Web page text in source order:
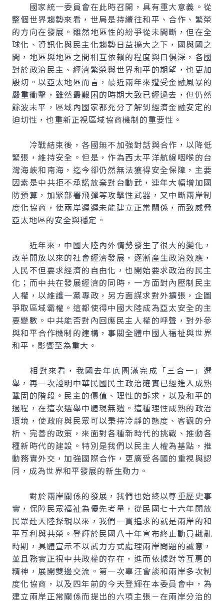
國家統一委員會在此時召開，具有重大意義。從
整個世界趨勢來看，世局是持續往和平、合作、繁榮
的方向在發展。雖然地區性的紛爭從未間斷，但在全
球化、資訊化與民主化趨勢日益擴大之下，國與國之
間，地區與地區之間相互依賴的程度與日俱深，各國
對於政治民主、經濟繁榮與世界和平的期望，也更加
殷切。以亞太地區而言，最近兩年來遭受金融風暴的
嚴重衝擊，雖然最艱困的時期大致已經過去，但仍然
餘波未平，區域內國家都充分了解到經濟金融安定的
迫切性，也重新正視區域協商機制的重要性。
冷戰結束後，各國無不加強對話與合作，以降低
緊張，維持安全。但是，作為西太平洋航線咽喉的台
灣海峽和南海，迄今卻仍然無法獲得安全保障，主要
因素是中共拒不承諾放棄對台動武，連年大幅增加國
防預算，加緊部署飛彈等攻擊性武器，又中斷兩岸制
度化協商，使兩岸遲遲未能建立正常關係，而致威脅
亞太地區的安全與穩定。
近年來，中國大陸內外情勢發生了很大的變化，
改革開放以來的社會經濟發展，逐漸產生政治效應，
人民不但要求經濟的自由化，也開始要求政治的民主
化；而中共在發展經濟的同時，一方面對內壓制民主
人權，以維護一黨專政，另方面謀求對外擴張，企圖
爭取區域霸權。這都使得中國大陸成為亞太安全的主
要變數。中共能否對內回應民主人權的呼聲，對外參
與和平合作機制的建構，事關全體中國人福祉與世界
和平，影響至為重大。
相對來看，我國去年底圓滿完成「三合一」選
舉，再一次證明中華民國民主政治確實已經進入成熟
鞏固的階段。民主的價值、理性的訴求，以及和平的
過程，在這次選舉中體現無遺。這種理性成熟的政治
環境，使政府與民眾可以秉持冷靜的態度、客觀的分
析、完善的政策，來面對各種新時代的挑戰、推動各
種新時代的建設。特別是我們以民主人權為基點，推
動務實外交，加強國際合作，更廣受各國的重視與認
同，成為世界和平發展的新生動力。
對於兩岸關係的發展，我們也始終以尊重歷史事
實，保障民眾福祉為優先考量，從民國七十六年開放
民眾赴大陸探親以來，我們一貫追求的就是兩岸的和
平互利與共榮。登輝於民國八十年宣布終止動員戡亂
時期，具體宣示不以武力方式處理兩岸問題的誠意，
並且務實正視中共政權的存在，進而依據對等互惠的
精神，展開雙邊交流。第一次辜汪會談和兩岸多次制
度化協商，以及四年前的今天登輝在本委員會中，為
建立兩岸正常關係而提出的六項主張－在兩岸分治的